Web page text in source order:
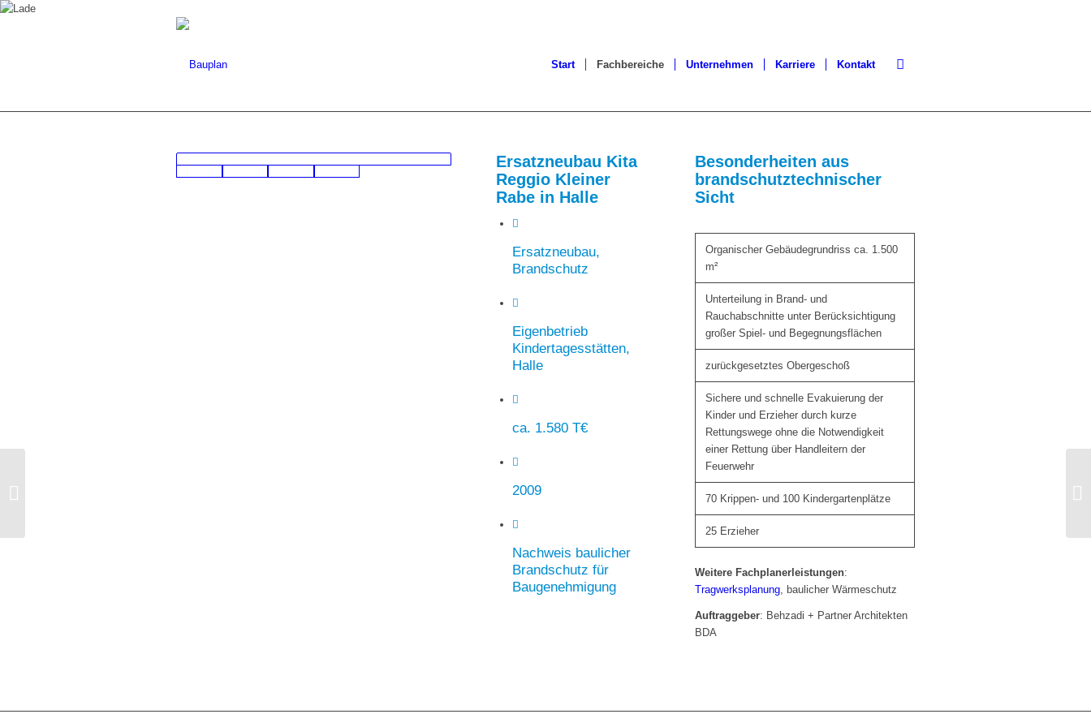
Start Fachbereiche Unternehmen Karriere Kontakt
Ersatzneubau Kita
Reggio Kleiner
Rabe in Halle
Ersatzneubau,
Brandschutz
Eigenbetrieb
Kindertagesstätten,
Halle
ca. 1.580 T€
2009
Nachweis baulicher
Brandschutz für
Baugenehmigung
Besonderheiten aus
brandschutztechnischer
Sicht
Organischer Gebäudegrundriss ca. 1.500
m²
Unterteilung in Brand- und
Rauchabschnitte unter Berücksichtigung
großer Spiel- und Begegnungsflächen
zurückgesetztes Obergeschoß
Sichere und schnelle Evakuierung der
Kinder und Erzieher durch kurze
Rettungswege ohne die Notwendigkeit
einer Rettung über Handleitern der
Feuerwehr
70 Krippen- und 100 Kindergartenplätze
25 Erzieher
Weitere Fachplanerleistungen:
Tragwerksplanung, baulicher Wärmeschutz
Auftraggeber: Behzadi + Partner Architekten
BDA